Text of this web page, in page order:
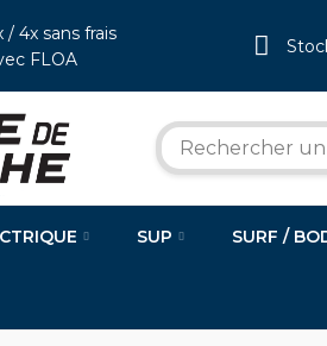
/ 4x sans frais
FLOA
SUP SURF /